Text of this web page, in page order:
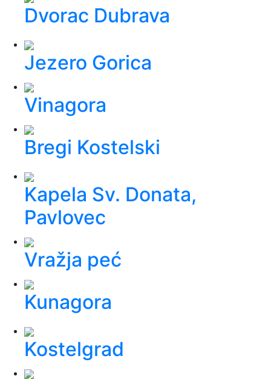
Dvorac Dubrava
Jezero Gorica
Vinagora
Bregi Kostelski
Kapela Sv. Donata,
Pavlovec
Vražja peć
Kunagora
Kostelgrad